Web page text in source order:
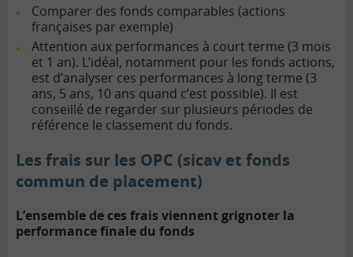
Comparer des fonds comparables (actions
françaises par exemple)
Attention aux performances à court terme (3 mois
et 1 an). L’idéal, notamment pour les fonds actions,
est d’analyser ces performances à long terme (3
ans, 5 ans, 10 ans quand c’est possible). Il est
conseillé de regarder sur plusieurs périodes de
référence le classement du fonds.
Les frais sur les OPC (sicav et fonds
commun de placement)
L’ensemble de ces frais viennent grignoter la
performance finale du fonds